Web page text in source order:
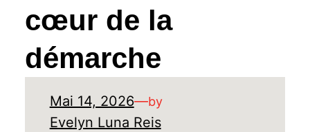
cœur de la
démarche
Mai 14, 2026—by
Evelyn Luna Reis